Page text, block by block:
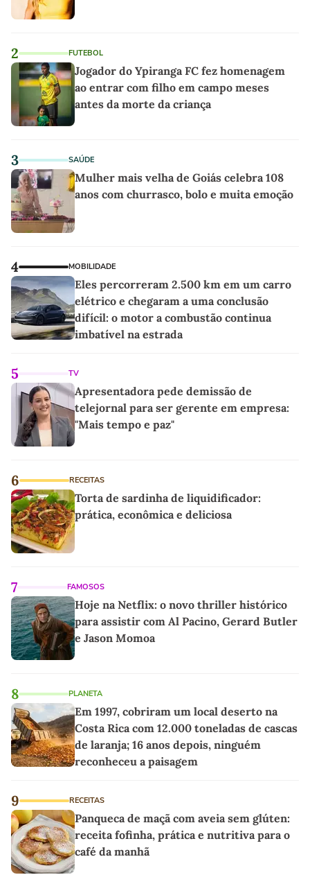
2 FUTEBOL
Jogador do Ypiranga FC fez homenagem
ao entrar com filho em campo meses
antes da morte da criança
3 SAÚDE
Mulher mais velha de Goiás celebra 108
anos com churrasco, bolo e muita emoção
4 MOBILIDADE
Eles percorreram 2.500 km em um carro
elétrico e chegaram a uma conclusão
difícil: o motor a combustão continua
imbatível na estrada
5 TV
Apresentadora pede demissão de
telejornal para ser gerente em empresa:
"Mais tempo e paz"
6 RECEITAS
Torta de sardinha de liquidificador:
prática, econômica e deliciosa
7 FAMOSOS
Hoje na Netflix: o novo thriller histórico
para assistir com Al Pacino, Gerard Butler
e Jason Momoa
8 PLANETA
Em 1997, cobriram um local deserto na
Costa Rica com 12.000 toneladas de cascas
de laranja; 16 anos depois, ninguém
reconheceu a paisagem
9 RECEITAS
Panqueca de maçã com aveia sem glúten:
receita fofinha, prática e nutritiva para o
café da manhã